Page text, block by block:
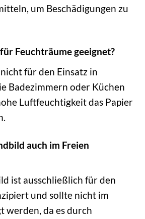
um Beschädigungen zu
Feuchträume geeignet?
für den Einsatz in
Badezimmern oder Küchen
Luftfeuchtigkeit das Papier
auch im Freien
ist ausschließlich für den
und sollte nicht im
werden, da es durch